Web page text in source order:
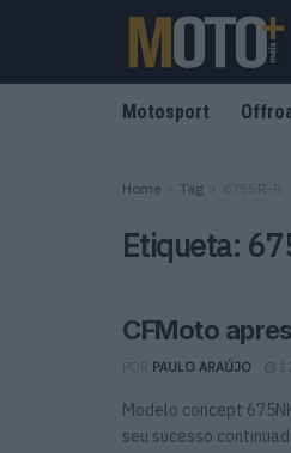
Motosport
Home Tag 675SR-R
Etiqueta:
CFMoto
PAULO ARAÚJO
Modelo concept
seu sucesso